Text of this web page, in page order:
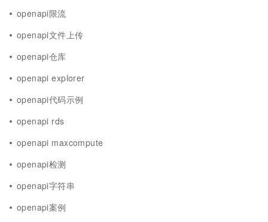
openapi限流
openapi文件上传
openapi仓库
openapi explorer
openapi代码示例
openapi rds
openapi maxcompute
openapi检测
openapi字符串
openapi案例